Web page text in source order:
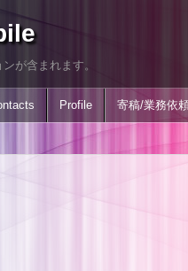
が含まれます。
Profile 寄稿/業務依